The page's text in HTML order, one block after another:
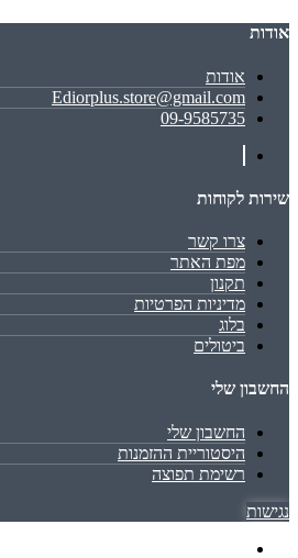
אודות
אודות
Ediorplus.store@gmail.com
09-9585735
שירות לקוחות
צרו קשר
מפת האתר
תקנון
מדיניות הפרטיות
בלוג
ביטולים
החשבון שלי
החשבון שלי
היסטוריית ההזמנות
רשימת תפוצה
נגישות